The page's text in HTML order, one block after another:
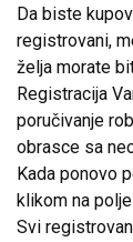
Da biste
registrovani,
želja morate
Registracija
poručivanje
obrasce sa
Kada ponovo
klikom na
Svi